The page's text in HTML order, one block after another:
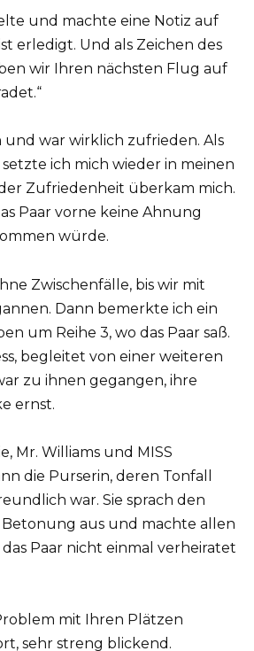
und machte eine Notiz auf
erledigt. Und als Zeichen des
wir Ihren nächsten Flug auf
und war wirklich zufrieden. Als
ich mich wieder in meinen
Zufriedenheit überkam mich.
Paar vorne keine Ahnung
würde.
Zwischenfälle, bis wir mit
Dann bemerkte ich ein
um Reihe 3, wo das Paar saß.
begleitet von einer weiteren
zu ihnen gegangen, ihre
ernst.
Mr. Williams und MISS
die Purserin, deren Tonfall
war. Sie sprach den
aus und machte allen
das Paar nicht einmal verheiratet
mit Ihren Plätzen
sehr streng blickend.